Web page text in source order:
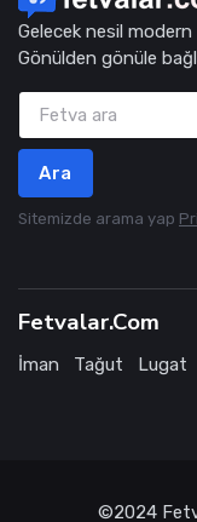
Gelecek nesil
Gönülden gönüle
Ara
Sitemizde arama yap
Fetvalar.Com
İman Tağut Lugat
©2024